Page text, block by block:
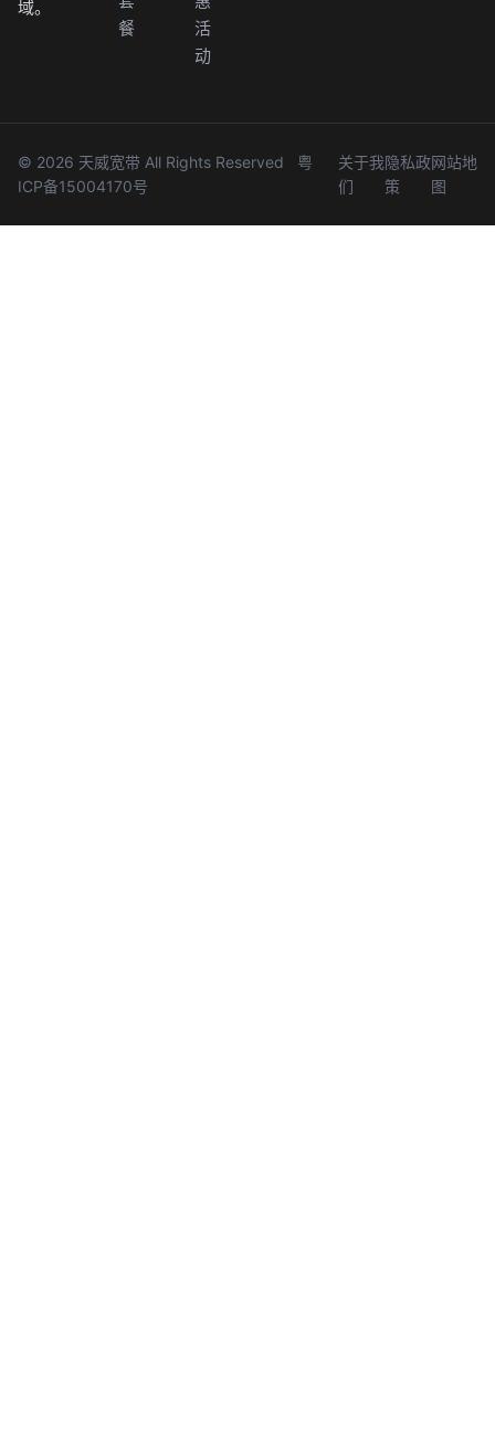
域。
餐
活
动
© 2026 天威宽带 All Rights Reserved 粤
ICP备15004170号
关于我
们
隐私政
策
网站地
图